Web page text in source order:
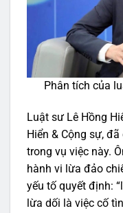
Phân tích của
Luật sư Lê Hồng
Hiển & Cộng sự,
trong vụ việc này.
hành vi lừa đảo
yếu tố quyết định:
lừa dối là việc cố